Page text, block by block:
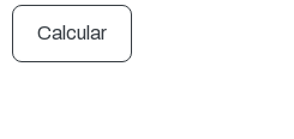
Calcular